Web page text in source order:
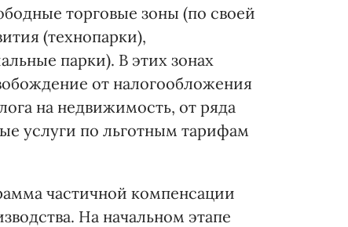
торговые зоны (по своей
(технопарки),
парки). В этих зонах
от налогообложения
на недвижимость, от ряда
услуги по льготным тарифам
частичной компенсации
На начальном этапе